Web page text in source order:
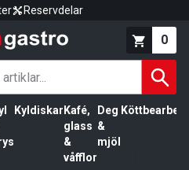
Reservdelar
0
Kyldiskar Kafé,
glass
&
våfflor
Deg
&
mjöl